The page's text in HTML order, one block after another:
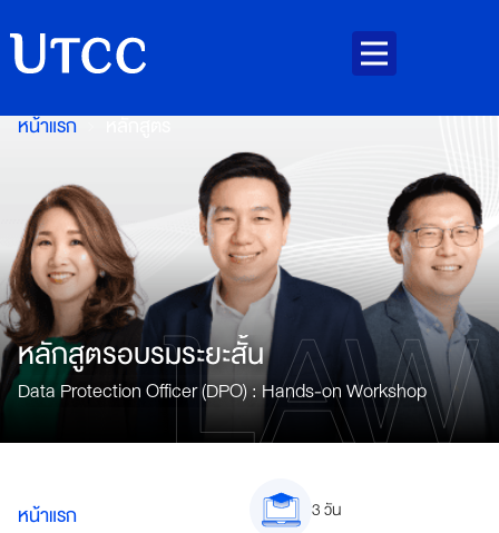
หน้าแรก หลักสูตร
หลักสูตรอบรมระยะสั้น
Data Protection Officer (DPO) : Hands-on Workshop
หน้าแรก 3 วัน